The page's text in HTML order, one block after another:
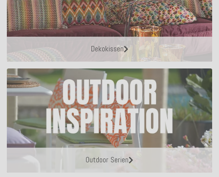
Dekokissen
Outdoor Serien